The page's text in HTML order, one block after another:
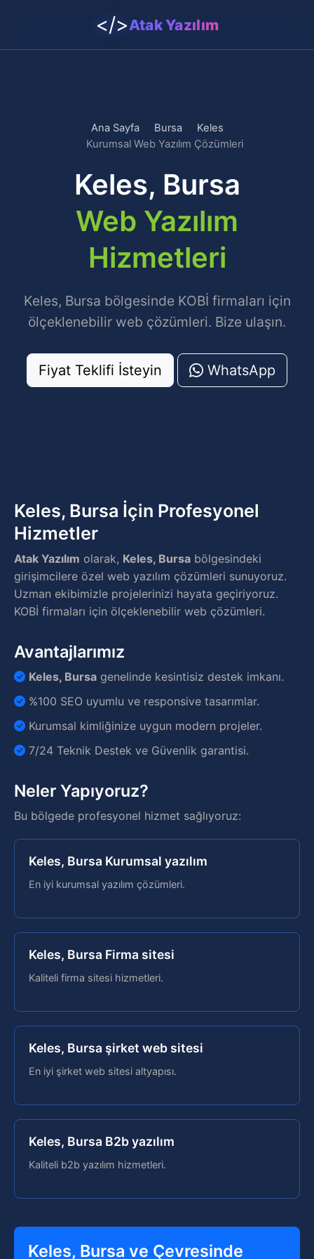
</>Atak Yazılım
Ana Sayfa Bursa
Keles
Kurumsal Web Yazılım Çözümleri
Keles, Bursa
Web Yazılım
Hizmetleri
Keles, Bursa bölgesinde KOBİ firmaları için
ölçeklenebilir web çözümleri. Bize ulaşın.
Fiyat Teklifi İsteyin WhatsApp
Keles, Bursa İçin Profesyonel
Hizmetler
Atak Yazılım olarak, Keles, Bursa bölgesindeki
girişimcilere özel web yazılım çözümleri sunuyoruz.
Uzman ekibimizle projelerinizi hayata geçiriyoruz.
KOBİ firmaları için ölçeklenebilir web çözümleri.
Avantajlarımız
Keles, Bursa genelinde kesintisiz destek imkanı.
%100 SEO uyumlu ve responsive tasarımlar.
Kurumsal kimliğinize uygun modern projeler.
7/24 Teknik Destek ve Güvenlik garantisi.
Neler Yapıyoruz?
Bu bölgede profesyonel hizmet sağlıyoruz:
Keles, Bursa Kurumsal yazılım
En iyi kurumsal yazılım çözümleri.
Keles, Bursa Firma sitesi
Kaliteli firma sitesi hizmetleri.
Keles, Bursa şirket web sitesi
En iyi şirket web sitesi altyapısı.
Keles, Bursa B2b yazılım
Kaliteli b2b yazılım hizmetleri.
Keles, Bursa ve Çevresinde